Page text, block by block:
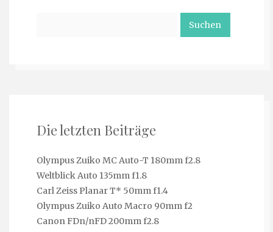
Die letzten Beiträge
Olympus Zuiko MC Auto-T 180mm f2.8
Weltblick Auto 135mm f1.8
Carl Zeiss Planar T* 50mm f1.4
Olympus Zuiko Auto Macro 90mm f2
Canon FDn/nFD 200mm f2.8